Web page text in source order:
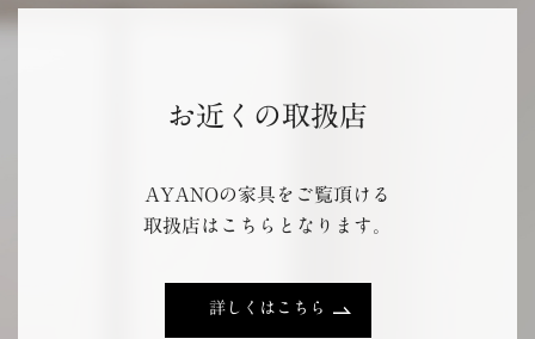
お近くの取扱店
AYANOの家具をご覧頂ける
取扱店はこちらとなります。
詳しくはこちら